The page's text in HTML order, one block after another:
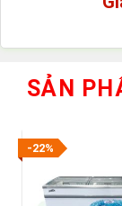
SẢN
-22%